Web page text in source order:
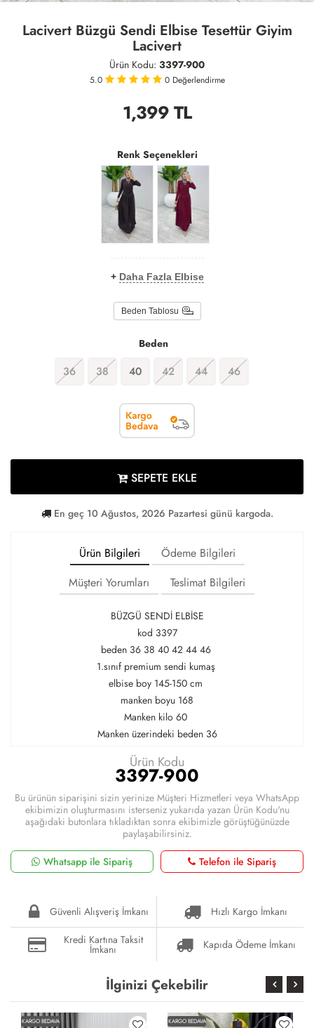
Lacivert Büzgü Sendi Elbise Tesettür Giyim
Lacivert
Ürün Kodu: 3397-900
5.0 0 Değerlendirme
1,399TL
Renk Seçenekleri
+ Daha Fazla Elbise
Beden Tablosu
Beden
36 38 40 42 44 46
SEPETE EKLE
En geç 10 Ağustos, 2026 Pazartesi günü kargoda.
Ürün Bilgileri
Ödeme Bilgileri
Müşteri Yorumları
Teslimat Bilgileri
BÜZGÜ SENDİ ELBİSE
kod 3397
beden 36 38 40 42 44 46
1.sınıf premium sendi kumaş
elbise boy 145-150 cm
manken boyu 168
Manken kilo 60
Manken üzerindeki beden 36
Ürün Kodu
3397-900
Bu ürünün siparişini sizin yerinize Müşteri Hizmetleri veya WhatsApp
ekibimizin oluşturmasını isterseniz yukarıda yazan Ürün Kodu'nu
aşağıdaki butonlara tıkladıktan sonra ekibimizle görüştüğünüzde
paylaşabilirsiniz.
Whatsapp ile Sipariş
Telefon ile Sipariş
Güvenli Alışveriş İmkanı
Hızlı Kargo İmkanı
Kredi Kartına Taksit
İmkanı Kapıda Ödeme İmkanı
İlginizi Çekebilir
KARGO BEDAVA KARGO BEDAVA